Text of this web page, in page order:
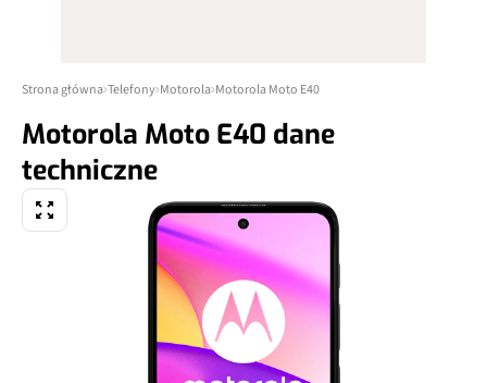
Strona główna Telefony Motorola Motorola Moto E40
Motorola Moto E40 dane
techniczne